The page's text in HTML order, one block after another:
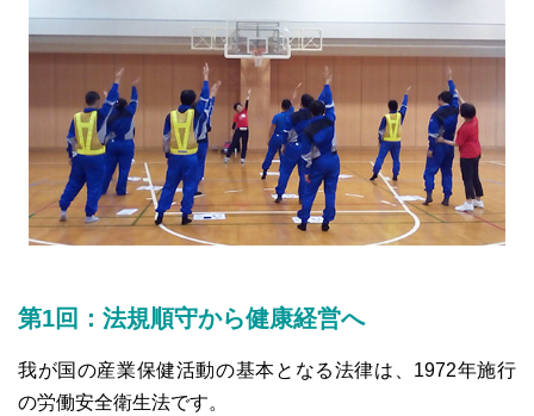
第1回：法規順守から健康経営へ
我が国の産業保健活動の基本となる法律は、1972年施行
の労働安全衛生法です。